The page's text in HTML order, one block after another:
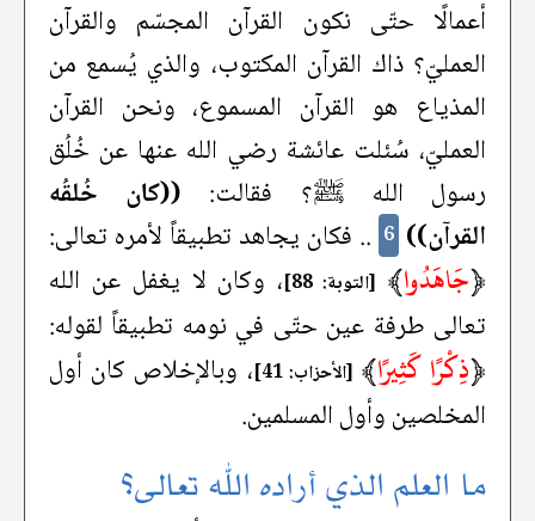
أعمالًا حتّى نكون القرآن المجسّم والقرآن
العمليّ؟ ذاك القرآن المكتوب، والذي يُسمع من
المذياع هو القرآن المسموع، ونحن القرآن
العمليّ، سُئلت عائشة رضي الله عنها عن خُلُق
رسول الله ﷺ؟ فقالت: ((كان خُلقُه
القرآن)) 6 .. فكان يجاهد تطبيقاً لأمره تعالى:
﴿جَاهَدُوا﴾ [التوبة: 88]
، وكان لا يغفل عن الله
تعالى طرفة عين حتّى في نومه تطبيقاً لقوله:
﴿ذِكْرًا كَثِيرًا﴾ [الأحزاب: 41]
، وبالإخلاص كان أول
المخلصين وأول المسلمين.
ما العلم الذي أراده الله تعالى؟